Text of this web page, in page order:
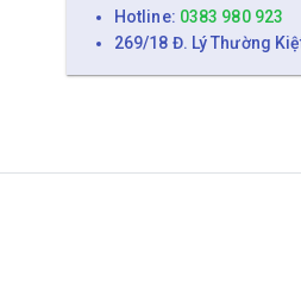
Hotline: 0383 980 923
269/18 Đ. Lý Thường